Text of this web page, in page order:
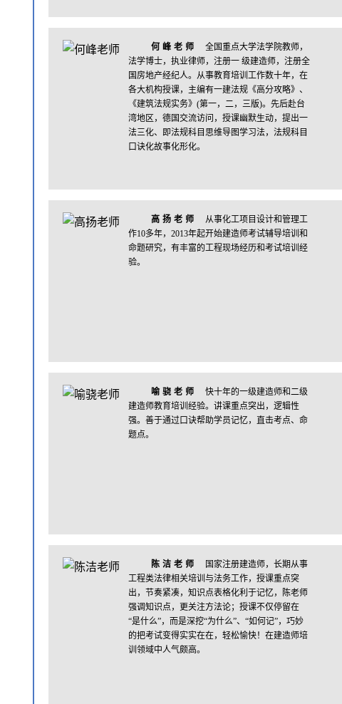
何峰老师
全国重点大学法学院教师，
法学博士，执业律师，注册一 级建造师，注册全
国房地产经纪人。从事教育培训工作数十年，在
各大机构授课，主编有一建法规《高分攻略》、
《建筑法规实务》(第一，二，三版)。先后赴台
湾地区，德国交流访问，授课幽默生动，提出一
法三化、即法规科目思维导图学习法，法规科目
口诀化故事化形化。
高扬老师
从事化工项目设计和管理工
作10多年，2013年起开始建造师考试辅导培训和
命题研究，有丰富的工程现场经历和考试培训经
验。
喻骁老师
快十年的一级建造师和二级
建造师教育培训经验。讲课重点突出，逻辑性
强。善于通过口诀帮助学员记忆，直击考点、命
题点。
陈洁老师
国家注册建造师，长期从事
工程类法律相关培训与法务工作，授课重点突
出，节奏紧凑，知识点表格化利于记忆，陈老师
强调知识点，更关注方法论；授课不仅停留在
“是什么”，而是深挖“为什么”、“如何记”，巧妙
的把考试变得实实在在，轻松愉快！在建造师培
训领域中人气颇高。